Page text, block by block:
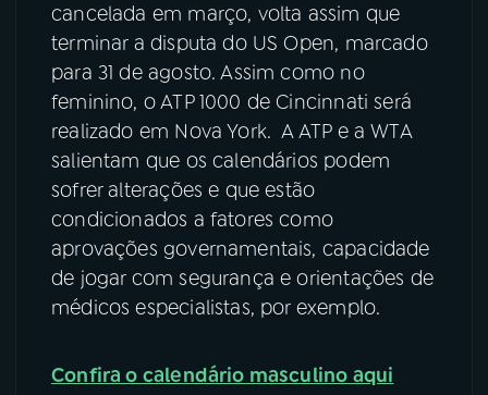
cancelada em março, volta assim que
terminar a disputa do US Open, marcado
para 31 de agosto. Assim como no
feminino, o ATP 1000 de Cincinnati será
realizado em Nova York. A ATP e a WTA
salientam que os calendários podem
sofrer alterações e que estão
condicionados a fatores como
aprovações governamentais, capacidade
de jogar com segurança e orientações de
médicos especialistas, por exemplo.
Confira o calendário masculino aqui